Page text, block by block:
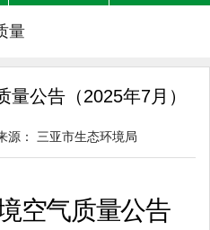
量
公告（2025年7月）
源： 三亚市生态环境局
空气质量公告